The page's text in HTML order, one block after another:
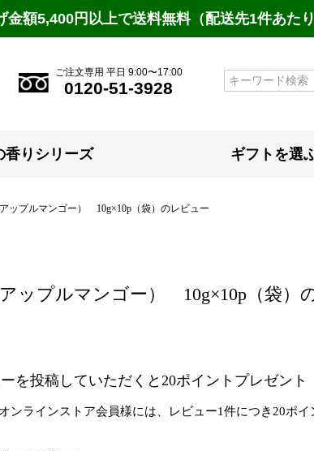
金額5,400円以上で送料無料（配送先1件あた
ご注文専用 平日 9:00〜17:00
0120-51-3928
香りシリーズ ギフトを選
ップルマンゴー） 10g×10p（袋）のレビュー
ップルマンゴー） 10g×10p（袋）
を投稿していただくと20ポイントプレゼント
ンラインストア会員様には、レビュー1件につき20ポ